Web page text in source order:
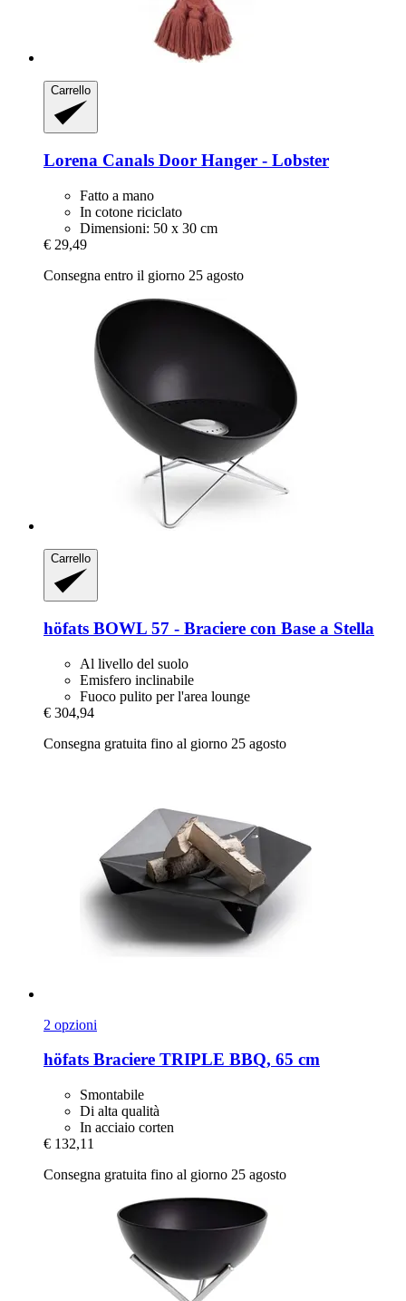
Carrello
Lorena Canals Door Hanger -​ Lobster
Fatto a mano
In cotone riciclato
Dimensioni: 50 x 30 cm
€ 29,49
Consegna entro il giorno 25 agosto
Carrello
höfats BOWL 57 -​ Braciere con Base a Stella
Al livello del suolo
Emisfero inclinabile
Fuoco pulito per l'area lounge
€ 304,94
Consegna gratuita fino al giorno 25 agosto
2 opzioni
höfats Braciere TRIPLE BBQ, 65 cm
Smontabile
Di alta qualità
In acciaio corten
€ 132,11
Consegna gratuita fino al giorno 25 agosto